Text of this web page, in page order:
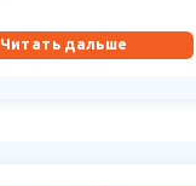
Читать дальше